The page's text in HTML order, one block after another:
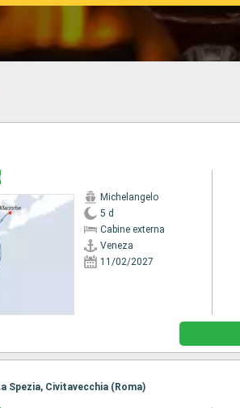
Michelangelo
5 d
Cabine externa
Veneza
11/02/2027
Spezia, Civitavecchia (Roma)